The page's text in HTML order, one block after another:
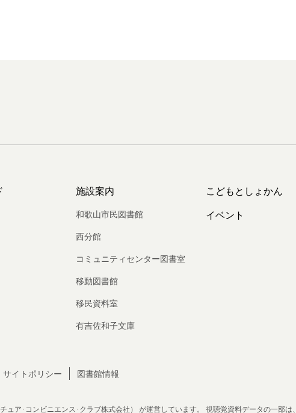
施設案内
和歌山市民図書館
西分館
コミュニティセンター図書室
移動図書館
移民資料室
有吉佐和子文庫
こどもとしょかん
イベント
ュア･コンビニエンス･クラブ株式会社） が運営しています。 視聴覚資料データの一部は、
サイトポリシー 図書館情報